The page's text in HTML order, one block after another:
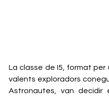
La classe de I5, format per
valents exploradors
Astronautes, van decidir